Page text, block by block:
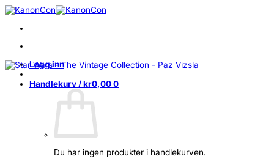
Skip
content
Logg inn
Handlekurv /kr0,000
Du har ingen produkter i handlekurven.